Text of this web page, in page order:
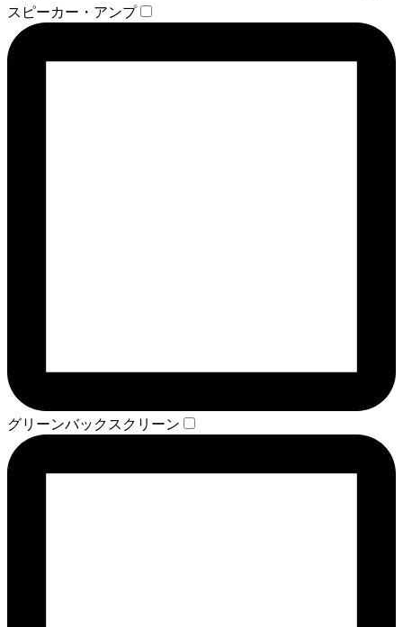
スピーカー・アンプ
グリーンバックスクリーン